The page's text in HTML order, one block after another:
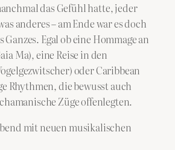
das Gefühl hatte, jeder
anderes – am Ende war es doch
Egal ob eine Hommage an
Ma), eine Reise in den
oder Caribbean
Rhythmen, die bewusst auch
Züge offenlegten.
mit neuen musikalischen